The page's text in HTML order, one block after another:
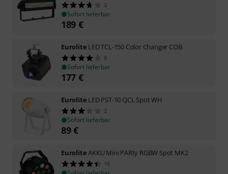
3
Sofort lieferbar
189 €
Eurolite LED TCL-150 Color Changer COB
8
Sofort lieferbar
177 €
Eurolite LED PST-10 QCL Spot WH
2
Sofort lieferbar
89€
EuroliteAKKU Mini PARty RGBW Spot MK2
16